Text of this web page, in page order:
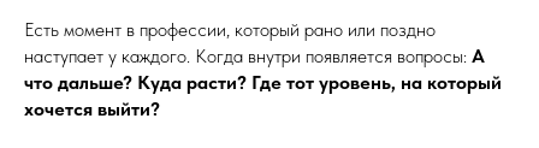
Есть момент в профессии, который рано или поздно
наступает у каждого. Когда внутри появляется вопросы: А
что дальше? Куда расти? Где тот уровень, на который
хочется выйти?